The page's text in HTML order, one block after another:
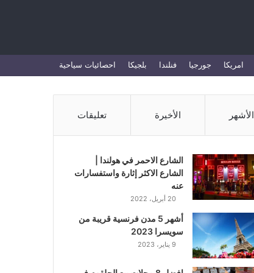
امريكا جورجيا فنلندا بلجيكا احصائيات سياحية
الأشهر الأخيرة تعليقات
الشارع الاحمر في هولندا |
الشارع الاكثر إثارة واستفسارات
عنه
20 أبريل، 2022
أشهر 5 مدن فرنسية قريبة من
سويسرا 2023
9 يناير، 2023